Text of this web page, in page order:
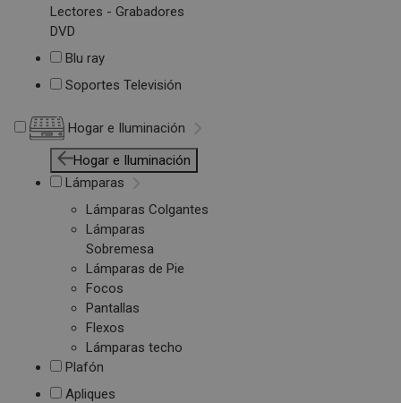
Lectores - Grabadores
DVD
Blu ray
Soportes Televisión
Hogar e Iluminación
Hogar e Iluminación
Lámparas
Lámparas Colgantes
Lámparas
Sobremesa
Lámparas de Pie
Focos
Pantallas
Flexos
Lámparas techo
Plafón
Apliques